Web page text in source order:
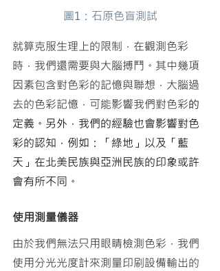
圖1：石原色盲測試
就算克服生理上的限制，在觀測色彩
時，我們還需要與大腦搏鬥。其中幾項
因素包含對色彩的記憶與聯想，大腦過
去的色彩記憶，可能影響我們對色彩的
定義。另外，我們的經驗也會影響對色
彩的認知，例如：「綠地」以及「藍
天」在北美民族與亞洲民族的印象或許
會有所不同。
使用測量儀器
由於我們無法只用眼睛檢測色彩，我們
使用分光光度計來測量印刷設備輸出的